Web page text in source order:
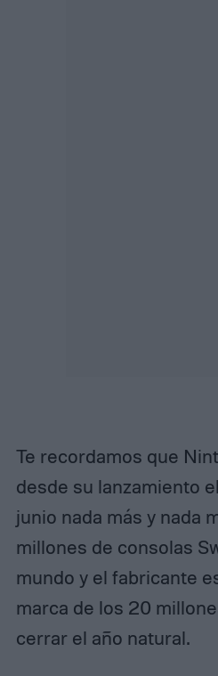
Te recordamos que
desde su lanzamiento
junio nada más y nada
millones de consolas
mundo y el fabricante
marca de los 20
cerrar el año natural.